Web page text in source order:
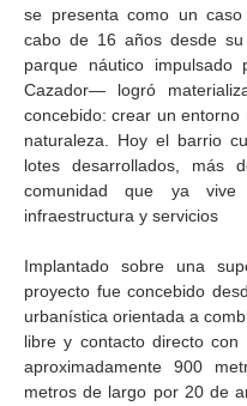
se presenta como un
cabo de 16 años desde
parque náutico
Cazador— logró
concebido: crear un
naturaleza. Hoy el barrio
lotes desarrollados, más
comunidad que ya
infraestructura y servicios
Implantado sobre una
proyecto fue concebido
urbanística orientada a
libre y contacto directo
aproximadamente 900
metros de largo por 20 de